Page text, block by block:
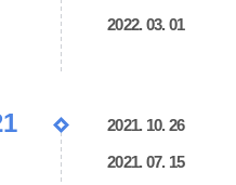
2022. 03. 01
2021. 10. 26
2021. 07. 15